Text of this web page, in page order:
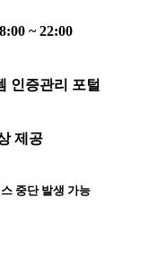
~22:00
인증관리 포털
제공
중단 발생 가능